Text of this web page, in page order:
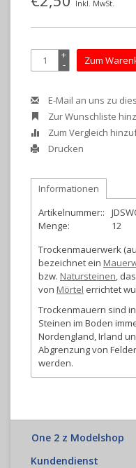
Inkl. MwSt.
+
- Zum
E-Mail an uns zu
Zur Wunschliste
Zum Vergleich
Drucken
Informationen
Artikelnummer::
Menge:
12
Trockenmauerwerk
bezeichnet ein
bzw. Natursteinen,
von Mörtel errichtet
Trockenmauern sind
Steinen im Boden
Nordengland, Irland
Abgrenzung von
werden.
One 2 z Modelshop
Kundendienst